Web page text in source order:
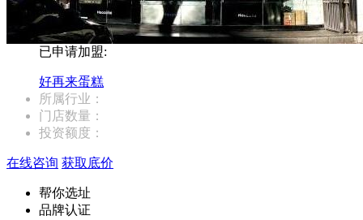
已申请加盟:
好再来蛋糕
所属行业：
门店数量：
投资额度：
在线咨询 获取底价
帮你选址
品牌认证